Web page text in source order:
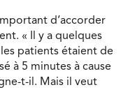
d’accorder
« Il y a quelques
patients étaient de
à 5 minutes à cause
t-il. Mais il veut